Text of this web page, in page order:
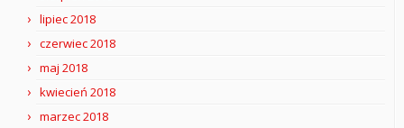
lipiec 2018
czerwiec 2018
maj 2018
kwiecień 2018
marzec 2018